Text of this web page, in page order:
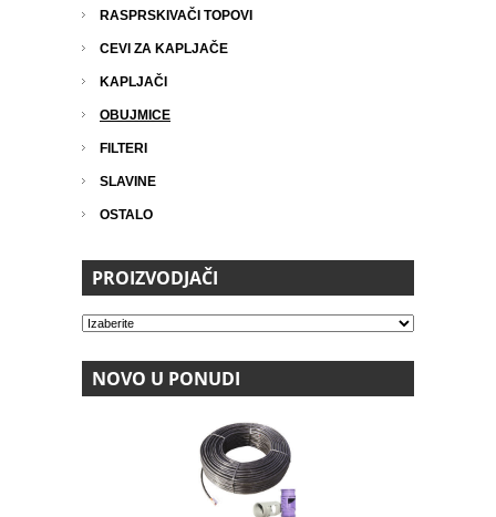
RASPRSKIVAČI TOPOVI
CEVI ZA KAPLJAČE
KAPLJAČI
OBUJMICE
FILTERI
SLAVINE
OSTALO
PROIZVODJAČI
NOVO U PONUDI